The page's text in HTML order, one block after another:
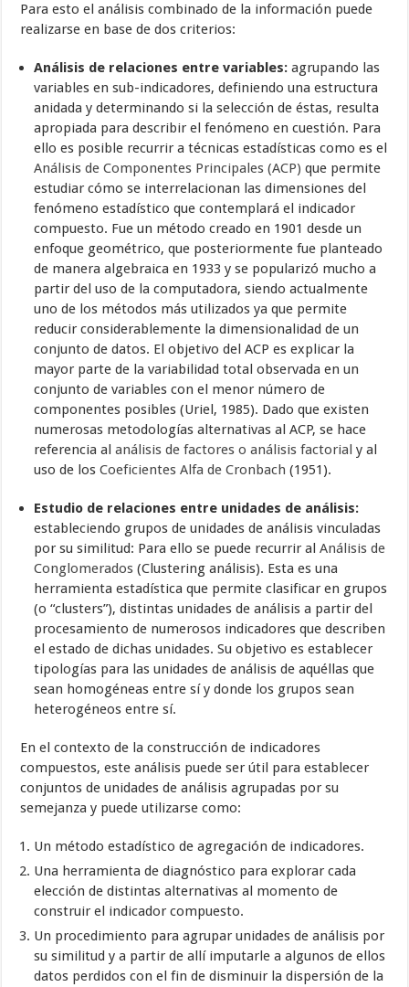
Para esto el análisis combinado de la información puede
realizarse en base de dos criterios:
Análisis de relaciones entre variables:agrupando las
variables en sub-indicadores, definiendo una estructura
anidada y determinando si la selección de éstas, resulta
apropiada para describir el fenómeno en cuestión. Para
ello es posible recurrir a técnicas estadísticas como es el
Análisis de Componentes Principales (ACP) que permite
estudiar cómo se interrelacionan las dimensiones del
fenómeno estadístico que contemplará el indicador
compuesto. Fue un método creado en 1901 desde un
enfoque geométrico, que posteriormente fue planteado
de manera algebraica en 1933 y se popularizó mucho a
partir del uso de la computadora, siendo actualmente
uno de los métodos más utilizados ya que permite
reducir considerablemente la dimensionalidad de un
conjunto de datos. El objetivo del ACP es explicar la
mayor parte de la variabilidad total observada en un
conjunto de variables con el menor número de
componentes posibles (Uriel, 1985). Dado que existen
numerosas metodologías alternativas al ACP, se hace
referencia alanálisis de factores o análisis factorial y al
uso de losCoeficientes Alfa de Cronbach (1951).
Estudio de relaciones entre unidades de análisis:
estableciendo grupos de unidades de análisis vinculadas
por su similitud: Para ello se puede recurrir alAnálisis de
Conglomerados (Clustering análisis). Esta es una
herramienta estadística que permite clasificar en grupos
(o “clusters”), distintas unidades de análisis a partir del
procesamiento de numerosos indicadores que describen
el estado de dichas unidades. Su objetivo es establecer
tipologías para las unidades de análisis de aquéllas que
sean homogéneas entre sí y donde los grupos sean
heterogéneos entre sí.
En el contexto de la construcción de indicadores
compuestos, este análisis puede ser útil para establecer
conjuntos de unidades de análisis agrupadas por su
semejanza y puede utilizarse como:
Un método estadístico de agregación de indicadores.
Una herramienta de diagnóstico para explorar cada
elección de distintas alternativas al momento de
construir el indicador compuesto.
Un procedimiento para agrupar unidades de análisis por
su similitud y a partir de allí imputarle a algunos de ellos
datos perdidos con el fin de disminuir la dispersión de la